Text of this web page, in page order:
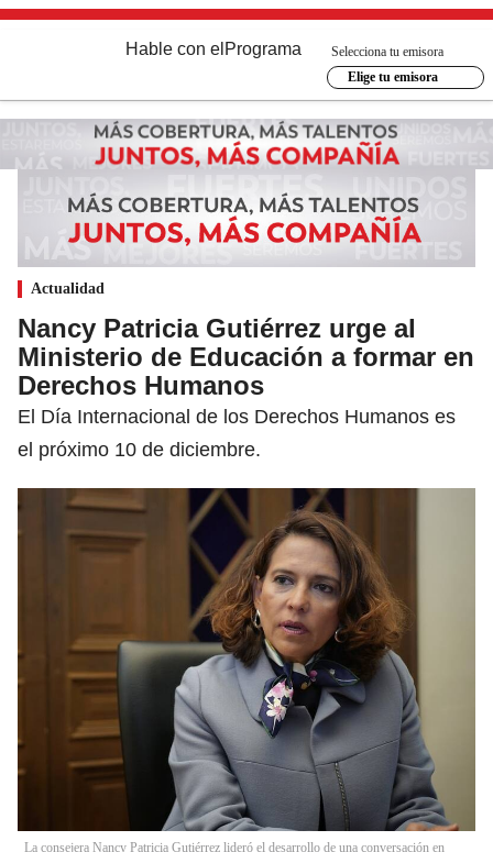
Hable con el Programa
Selecciona tu emisora
Elige tu emisora
Actualidad
Nancy Patricia Gutiérrez urge al
Ministerio de Educación a formar en
Derechos Humanos
El Día Internacional de los Derechos Humanos es
el próximo 10 de diciembre.
La consejera Nancy Patricia Gutiérrez lideró el desarrollo de una conversación en